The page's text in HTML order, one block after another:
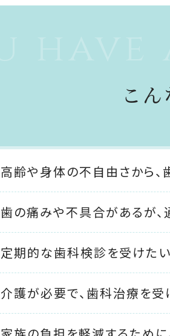
こん
高齢や身体の不自由さから、
歯の痛みや不具合があるが、
定期的な歯科検診を受けた
介護が必要で、歯科治療を受